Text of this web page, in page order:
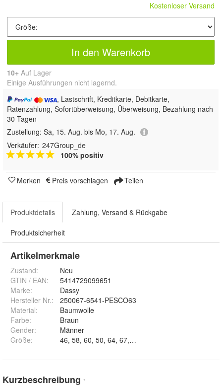
Kostenloser Versand
In den Warenkorb
10+ Auf Lager
Einige Ausführungen nicht lagernd.
, Lastschrift, Kreditkarte, Debitkarte,
Ratenzahlung, Sofortüberweisung, Überweisung, Bezahlung nach
30 Tagen
Zustellung: Sa, 15. Aug. bis Mo, 17. Aug.
Verkäufer: 247Group_de
100% positiv
Merken Preis vorschlagen Teilen
Produktdetails Zahlung, Versand & Rückgabe
Produktsicherheit
Artikelmerkmale
Zustand:
Neu
GTIN / EAN:
5414729099651
Marke:
Dassy
Hersteller Nr.:
250067-6541-PESCO63
Material:
Baumwolle
Farbe:
Braun
Gender:
Männer
Größe:
Kurzbeschreibung *